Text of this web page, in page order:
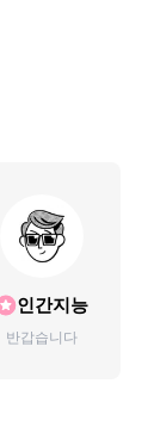
인간지능
반갑습니다